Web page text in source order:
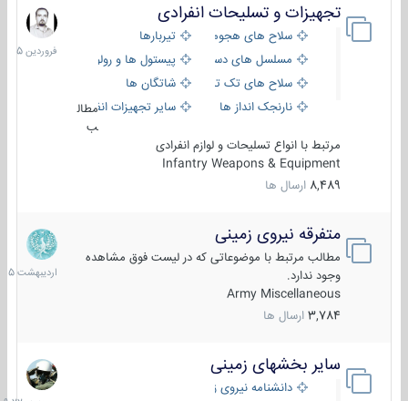
تجهیزات و تسلیحات انفرادی
سلاح های هجومی
تیربارها
مسلسل های دستی
پیستول ها و رولورها
سلاح های تک تیر اندازیشاتگان ها
نارنجک انداز ها
سایر تجهیزات انفرادی
مطال
ب
مرتبط با انواع تسلیحات و لوازم انفرادی
Infantry Weapons & Equipment
8,489 ارسال ها
17
فروردین
1405
متفرقه نیروی زمینی
مطالب مرتبط با موضوعاتی که در لیست فوق مشاهده
وجود ندارد.
Army Miscellaneous
3,784 ارسال ها
27
1405
سایر بخشهای زمینی
دانشنامه نیروی زمینی
جمعه
در